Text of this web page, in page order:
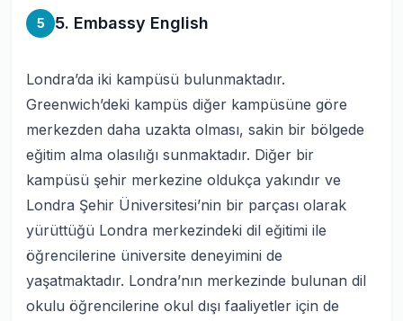
5 5. Embassy English
Londra’da iki kampüsü bulunmaktadır.
Greenwich’deki kampüs diğer kampüsüne göre
merkezden daha uzakta olması, sakin bir bölgede
eğitim alma olasılığı sunmaktadır. Diğer bir
kampüsü şehir merkezine oldukça yakındır ve
Londra Şehir Üniversitesi’nin bir parçası olarak
yürüttüğü Londra merkezindeki dil eğitimi ile
öğrencilerine üniversite deneyimini de
yaşatmaktadır. Londra’nın merkezinde bulunan dil
okulu öğrencilerine okul dışı faaliyetler için de